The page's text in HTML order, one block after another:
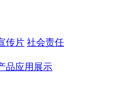
传片 社会责任
品应用展示